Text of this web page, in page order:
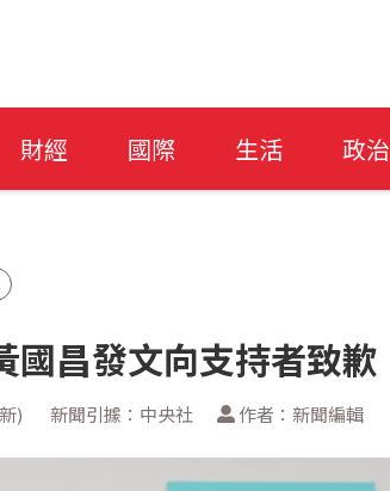
財經 國際 生活 政治
國昌發文向支持者致歉
) 新聞引據：中央社 作者：新聞編輯